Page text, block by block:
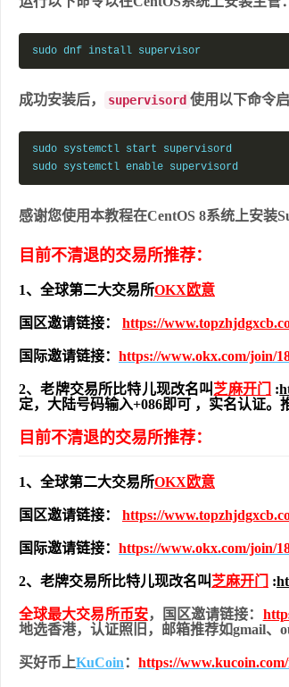
sudo dnf install supervisor
成功安装后， supervisord 使用以下命令
sudo systemctl start supervisord
sudo systemctl enable supervisord
感谢您使用本教程在CentOS 8系统上安装
目前不清退的交易所推荐：
1、全球第二大交易所OKX欧意
国区邀请链接： https://
国际邀请链接： https://www.okx.com/join/
2、老牌交易所比特儿现改名叫 芝麻开门 :
定，大陆号码输入+086即可 ，实名认证。
目前不清退的交易所推荐：
1、全球第二大交易所OKX欧意
国区邀请链接： https://
国际邀请链接： https://www.okx.com/join/
2、老牌交易所比特儿现改名叫 芝麻开门 :
全球最大交易所币安，国区邀请链接：
地选香港，认证照旧， 邮箱推荐如gmail、
买好币上KuCoin ： https://